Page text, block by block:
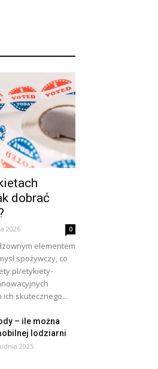
dobrać
2026 0
elementem
spożywczy, co
etykiety-
skutecznego...
– ile można
lodziarni
2025